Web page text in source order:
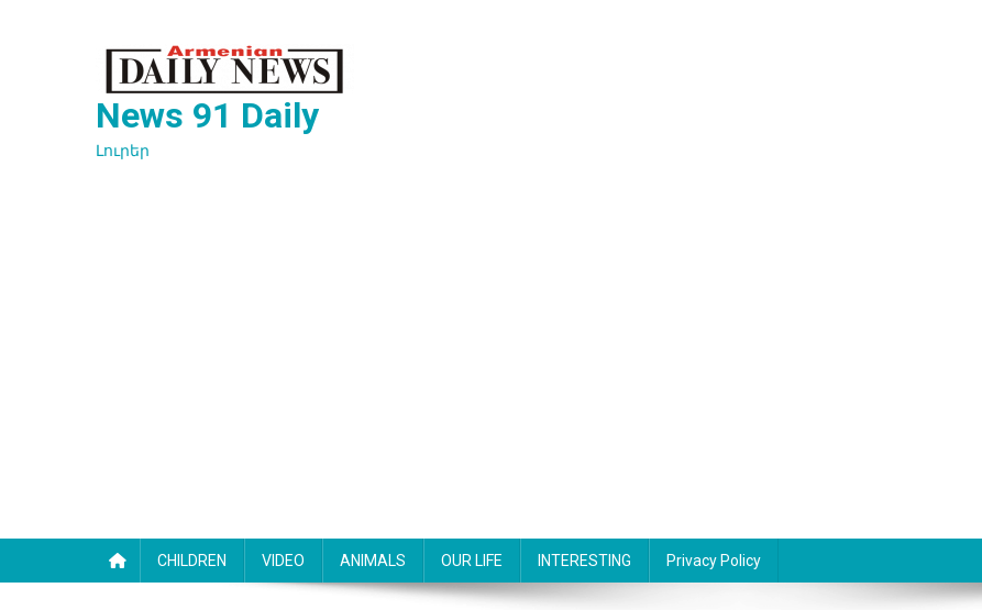
News 91 Daily
Լուրեր
CHILDREN VIDEO ANIMALS OUR LIFE INTERESTING Privacy Policy